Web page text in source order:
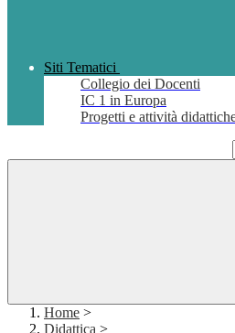
Siti Tematici
Collegio dei Docenti
IC 1 in Europa
Progetti e attività
Home >
Didattica >